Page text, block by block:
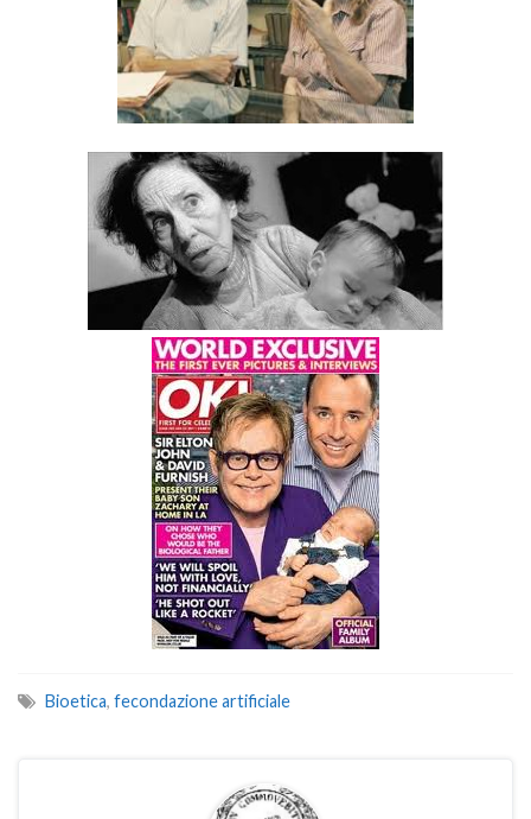
Bioetica, fecondazione artificiale